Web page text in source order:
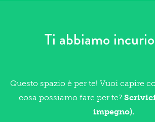
Ti abbiamo
Questo spazio è per te! Vuoi capire
cosa possiamo fare per te?
impegno).